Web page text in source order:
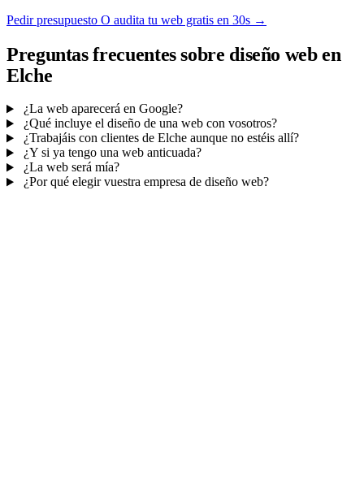
Pedir presupuesto O audita tu web gratis en 30s →
Preguntas frecuentes sobre diseño web en
Elche
¿La web aparecerá en Google?
¿Qué incluye el diseño de una web con vosotros?
¿Trabajáis con clientes de Elche aunque no estéis allí?
¿Y si ya tengo una web anticuada?
¿La web será mía?
¿Por qué elegir vuestra empresa de diseño web?